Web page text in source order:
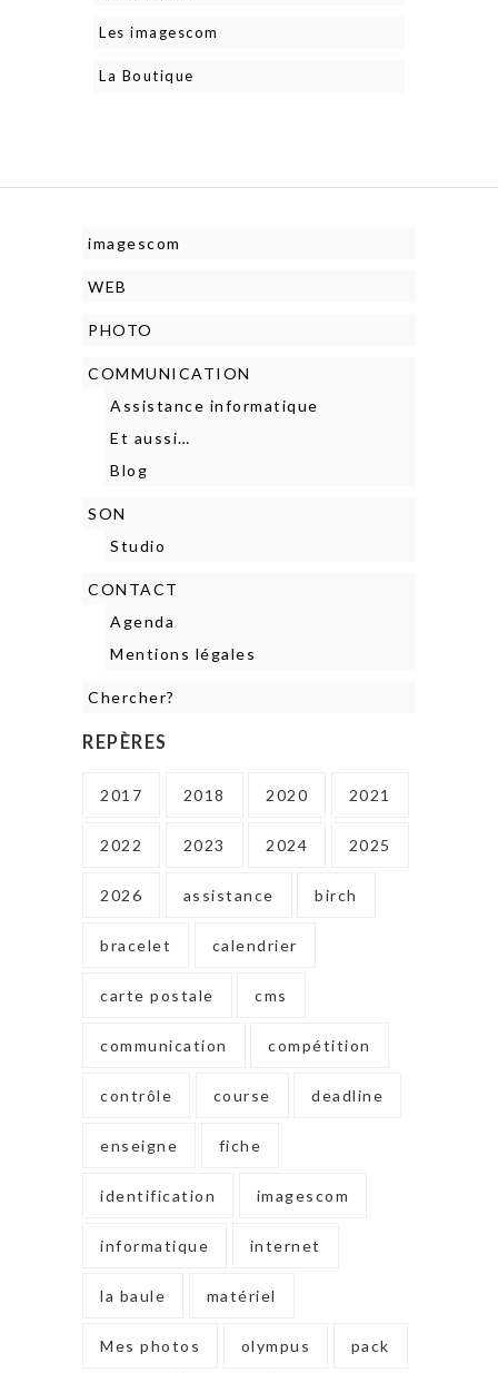
Les imagescom
La Boutique
imagescom
WEB
PHOTO
COMMUNICATION
Assistance informatique
Et aussi…
Blog
SON
Studio
CONTACT
Agenda
Mentions légales
Chercher?
REPÈRES
2017 2018 2020 2021
2022 2023 2024 2025
2026 assistance birch
bracelet calendrier
carte postale cms
communication compétition
contrôle course deadline
enseigne fiche
identification imagescom
informatique internet
la baule matériel
Mes photos olympus pack